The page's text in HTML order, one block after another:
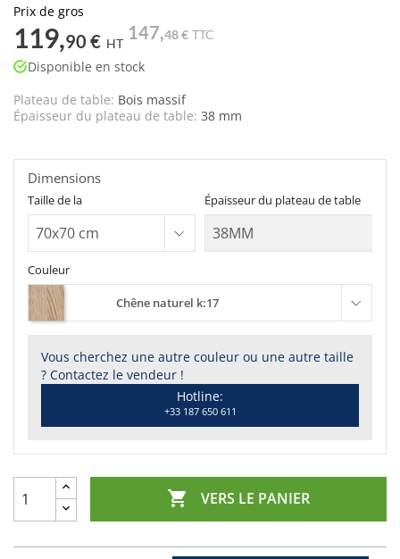
Prix de gros
119,90 € HT
147,48 € TTC
Disponible en stock
Plateau de table: Bois massif
Épaisseur du plateau de table: 38 mm
Couleur
Chêne naturel k:17
Vous cherchez une autre couleur ou une autre taille
? Contactez le vendeur !
Hotline:
+33 187 650 611
Taille de la Épaisseur du plateau de table
Dimensions
 VERS LE PANIER